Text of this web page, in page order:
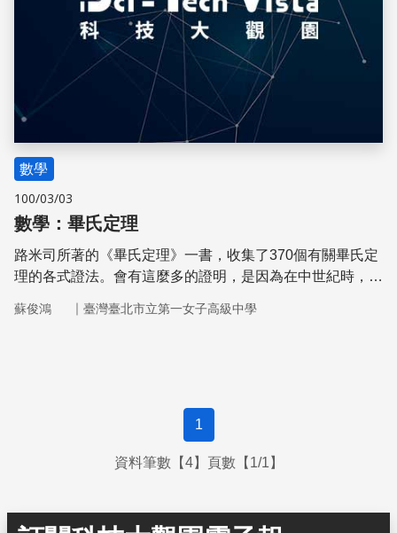
數學
100/03/03
數學：畢氏定理
路米司所著的《畢氏定理》一書，收集了370個有關畢氏定
理的各式證法。會有這麼多的證明，是因為在中世紀時，大
蘇俊鴻 ｜ 臺灣臺北市立第一女子高級中學
1
資料筆數【4】頁數【1/1】